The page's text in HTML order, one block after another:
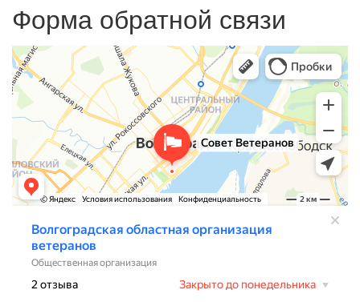
Форма обратной связи